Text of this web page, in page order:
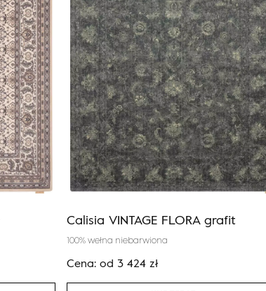
Calisia VINTAGE FLORA grafit
100% wełna niebarwiona
Cena: od 3 424 zł